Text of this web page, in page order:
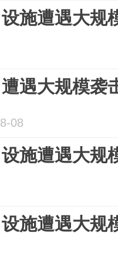
施遭遇大规
遇大规模袭
08
施遭遇大规
施遭遇大规